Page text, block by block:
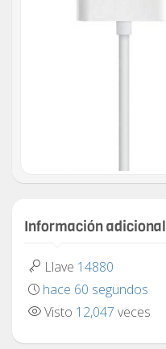
Información adicional
Llave 14880
hace 60 segundos
Visto 12,047 veces